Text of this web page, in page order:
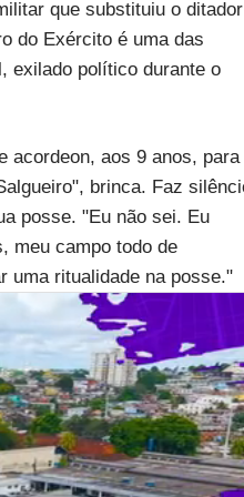
que substituiu o ditador
do Exército é uma das
exilado político durante o
acordeon, aos 9 anos, para
brinca. Faz
posse. "Eu não sei. Eu
meu campo todo de
uma ritualidade na posse."